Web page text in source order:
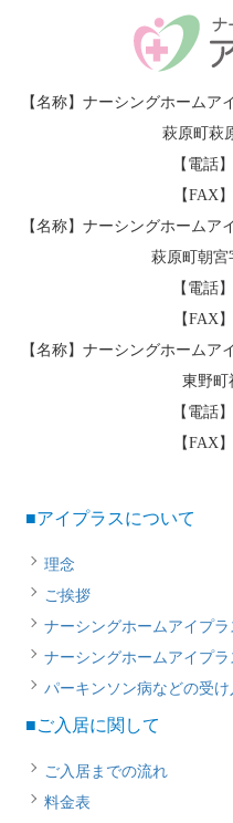
【名称】ナーシングホーム
萩原町萩
【電話
【FAX
【名称】ナーシングホーム
萩原町朝宮
【電話
【FAX
【名称】ナーシングホーム
東野町
【電話
【FAX
■アイプラスについて
理念
ご挨拶
ナーシングホームアイプ
ナーシングホームアイプラ
パーキンソン病などの受け
■ご入居に関して
ご入居までの流れ
料金表